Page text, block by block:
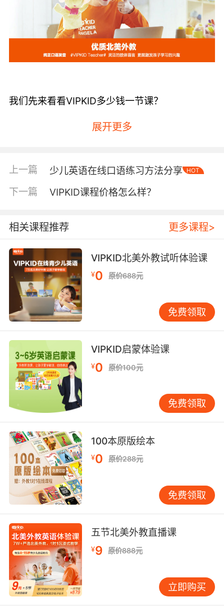
我们先来看看VIPKID多少钱一节课？
VIPKID的课程是按照单元来进行收费的，其中有
等，每个单元包含的课时数量也是不一样的，因
为每个孩子的英语水平和学习需求是不一样，那
么自然需要学习的课程也是不一样的，家长根据
看完了VIPKID多少钱一节课之后，不少人就会问
了VIPKID的课程贵不贵？
首先家长们要知道的是孩子的学习并不是超市中
的商品，也就是说不能用贵不贵来进行衡量，当
然也不说贵的课程就是教的好的，便宜的课程就
是教的不好的。家长们不能这样来衡量教育的质
量，当然挑选课程是要根据孩子的学习需求来
的，更是要结合自己的经济承受能力来进行选
择。
那么VIPKID是怎么上课的呢？
VIPKID采用的翻转式的课堂模式，可以很好地锻
炼学生们的自主学习能力。
课前3~8分钟预习视频的时间，视频都是由
VIPKID的外教老师亲自录制的，真人与动画相结
合可以很好地调动起孩子的学习积极性。
课中有25/50分钟的北美外教一对一在线课程，
优质的北美外教可以给孩子带来更加纯正的英语
输入，强互动的课堂可以让孩子思考的更多、输
出的更多。
课后也会有加强巩固学习的环节，帮助孩子复习
展开更多
上一篇 少儿英语在线口语练习方法分享 HOT
下一篇 VIPKID课程价格怎么样？
相关课程推荐 更多课程>
VIPKID北美外教试听体验课
¥0 原价688元
免费领取
VIPKID启蒙体验课
¥0 原价100元
免费领取
100本原版绘本
¥0 原价288元
免费领取
五节北美外教直播课
¥9 原价888元
立即购买